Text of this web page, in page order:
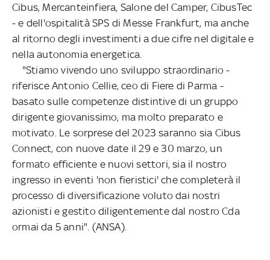
Cibus, Mercanteinfiera, Salone del Camper, CibusTec
- e dell'ospitalità SPS di Messe Frankfurt, ma anche
al ritorno degli investimenti a due cifre nel digitale e
nella autonomia energetica.
"Stiamo vivendo uno sviluppo straordinario -
riferisce Antonio Cellie, ceo di Fiere di Parma -
basato sulle competenze distintive di un gruppo
dirigente giovanissimo, ma molto preparato e
motivato. Le sorprese del 2023 saranno sia Cibus
Connect, con nuove date il 29 e 30 marzo, un
formato efficiente e nuovi settori, sia il nostro
ingresso in eventi 'non fieristici' che completerà il
processo di diversificazione voluto dai nostri
azionisti e gestito diligentemente dal nostro Cda
ormai da 5 anni". (ANSA).